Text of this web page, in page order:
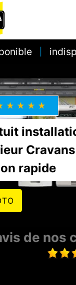
rapide
de nos